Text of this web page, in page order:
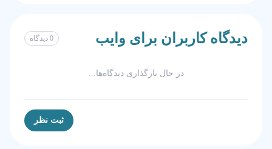
دیدگاه کاربران برای وایب 0 دیدگاه
در حال بارگذاری دیدگاه‌ها...
ثبت نظر